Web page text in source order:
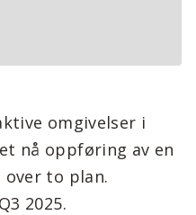
omgivelser i
nå oppføring av en
to plan.
2025.